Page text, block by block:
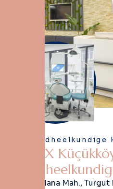
X Küçükkö
dheelkundig
Mevlana Mah.,